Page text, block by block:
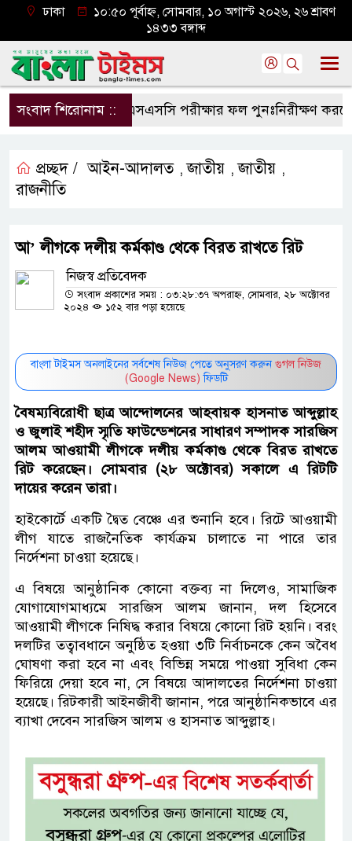
ঢাকা
১০:৫০ পূর্বাহ্ন, সোমবার, ১০ অগাস্ট ২০২৬, ২৬ শ্রাবণ
১৪৩৩ বঙ্গাব্দ
সংবাদ শিরোনাম ::এসএসসি পরীক্ষার ফল পুনঃনিরীক্ষণ করবেন
প্রচ্ছদ / আইন-আদালত ,জাতীয় ,জাতীয় ,
রাজনীতি
আ’ লীগকে দলীয় কর্মকাণ্ড থেকে বিরত রাখতে রিট
নিজস্ব প্রতিবেদক
সংবাদ প্রকাশের সময় : ০৩:২৮:৩৭ অপরাহ্ন, সোমবার, ২৮ অক্টোবর
২০২৪
১৫২ বার পড়া হয়েছে
বাংলা টাইমস অনলাইনের সর্বশেষ নিউজ পেতে অনুসরণ করুন গুগল নিউজ
(Google News) ফিডটি
বৈষম্যবিরোধী ছাত্র আন্দোলনের আহবায়ক হাসনাত আব্দুল্লাহ
ও জুলাই শহীদ স্মৃতি ফাউন্ডেশনের সাধারণ সম্পাদক সারজিস
আলম আওয়ামী লীগকে দলীয় কর্মকাণ্ড থেকে বিরত রাখতে
রিট করেছেন। সোমবার (২৮ অক্টোবর) সকালে এ রিটটি
দায়ের করেন তারা।
হাইকোর্টে একটি দ্বৈত বেঞ্চে এর শুনানি হবে। রিটে আওয়ামী
লীগ যাতে রাজনৈতিক কার্যক্রম চালাতে না পারে তার
নির্দেশনা চাওয়া হয়েছে।
এ বিষয়ে আনুষ্ঠানিক কোনো বক্তব্য না দিলেও, সামাজিক
যোগাযোগমাধ্যমে সারজিস আলম জানান, দল হিসেবে
আওয়ামী লীগকে নিষিদ্ধ করার বিষয়ে কোনো রিট হয়নি। বরং
দলটির তত্বাবধানে অনুষ্ঠিত হওয়া ৩টি নির্বাচনকে কেন অবৈধ
ঘোষণা করা হবে না এবং বিভিন্ন সময়ে পাওয়া সুবিধা কেন
ফিরিয়ে দেয়া হবে না, সে বিষয়ে আদালতের নির্দেশনা চাওয়া
হয়েছে। রিটকারী আইনজীবী জানান, পরে আনুষ্ঠানিকভাবে এর
ব্যাখা দেবেন সারজিস আলম ও হাসনাত আব্দুল্লাহ।